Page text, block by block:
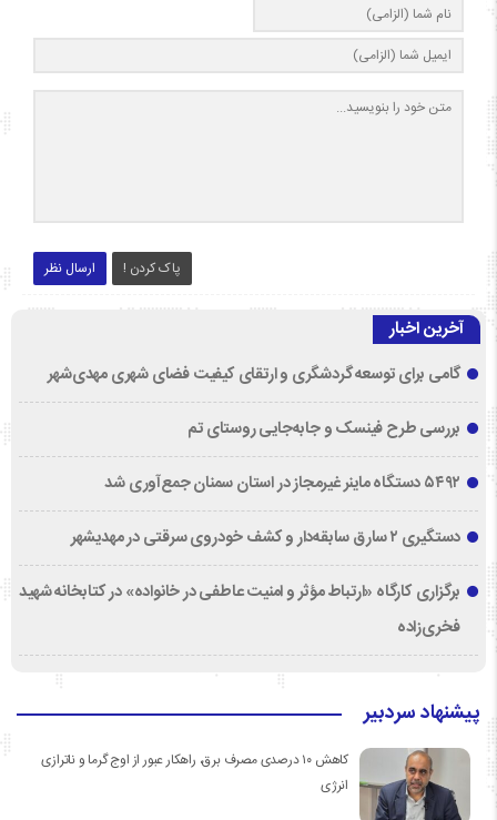
ارسال نظر پاک کردن !
آخرین اخبار
گامی برای توسعه گردشگری و ارتقای کیفیت فضای شهری مهدی‌شهر
بررسی طرح فینسک و جابه‌جایی روستای تم
۵۴۹۲ دستگاه ماینر غیرمجاز در استان سمنان جمع‌آوری شد
دستگیری ۲ سارق سابقه‌دار و کشف خودروی سرقتی در مهدیشهر
برگزاری کارگاه «ارتباط مؤثر و امنیت عاطفی در خانواده» در کتابخانه شهید
فخری‌زاده
پیشنهاد سردبیر
کاهش ۱۰ درصدی مصرف برق، راهکار عبور از اوج گرما و ناترازی
انرژی